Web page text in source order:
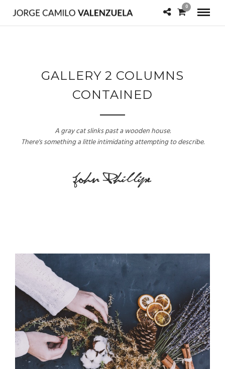
0
GALLERY 2 COLUMNS
CONTAINED
A gray cat slinks past a wooden house.
There's something a little intimidating attempting to describe.